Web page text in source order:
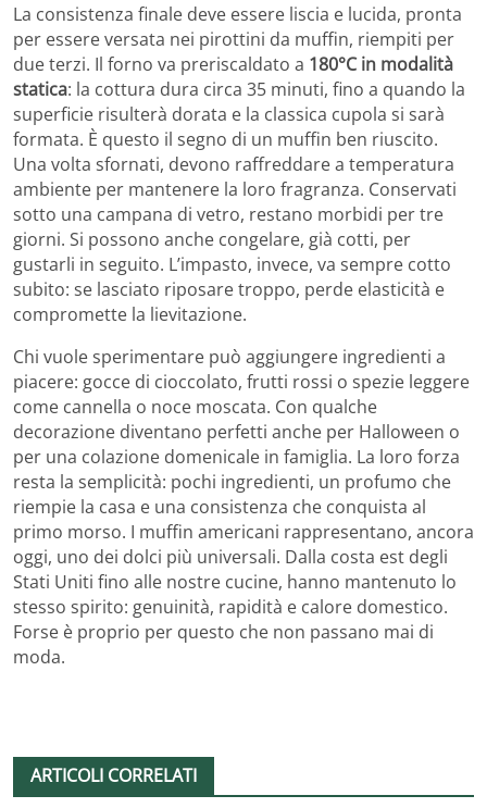
La consistenza finale deve essere liscia e lucida, pronta
per essere versata nei pirottini da muffin, riempiti per
due terzi. Il forno va preriscaldato a 180°C in modalità
statica: la cottura dura circa 35 minuti, fino a quando la
superficie risulterà dorata e la classica cupola si sarà
formata. È questo il segno di un muffin ben riuscito.
Una volta sfornati, devono raffreddare a temperatura
ambiente per mantenere la loro fragranza. Conservati
sotto una campana di vetro, restano morbidi per tre
giorni. Si possono anche congelare, già cotti, per
gustarli in seguito. L’impasto, invece, va sempre cotto
subito: se lasciato riposare troppo, perde elasticità e
compromette la lievitazione.
Chi vuole sperimentare può aggiungere ingredienti a
piacere: gocce di cioccolato, frutti rossi o spezie leggere
come cannella o noce moscata. Con qualche
decorazione diventano perfetti anche per Halloween o
per una colazione domenicale in famiglia. La loro forza
resta la semplicità: pochi ingredienti, un profumo che
riempie la casa e una consistenza che conquista al
primo morso. I muffin americani rappresentano, ancora
oggi, uno dei dolci più universali. Dalla costa est degli
Stati Uniti fino alle nostre cucine, hanno mantenuto lo
stesso spirito: genuinità, rapidità e calore domestico.
Forse è proprio per questo che non passano mai di
moda.
ARTICOLI CORRELATI